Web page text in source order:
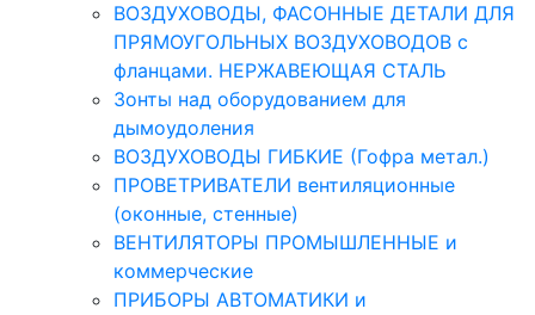
ВОЗДУХОВОДЫ, ФАСОННЫЕ ДЕТАЛИ ДЛЯ
ПРЯМОУГОЛЬНЫХ ВОЗДУХОВОДОВ с
фланцами. НЕРЖАВЕЮЩАЯ СТАЛЬ
Зонты над оборудованием для
дымоудоления
ВОЗДУХОВОДЫ ГИБКИЕ (Гофра метал.)
ПРОВЕТРИВАТЕЛИ вентиляционные
(оконные, стенные)
ВЕНТИЛЯТОРЫ ПРОМЫШЛЕННЫЕ и
коммерческие
ПРИБОРЫ АВТОМАТИКИ и